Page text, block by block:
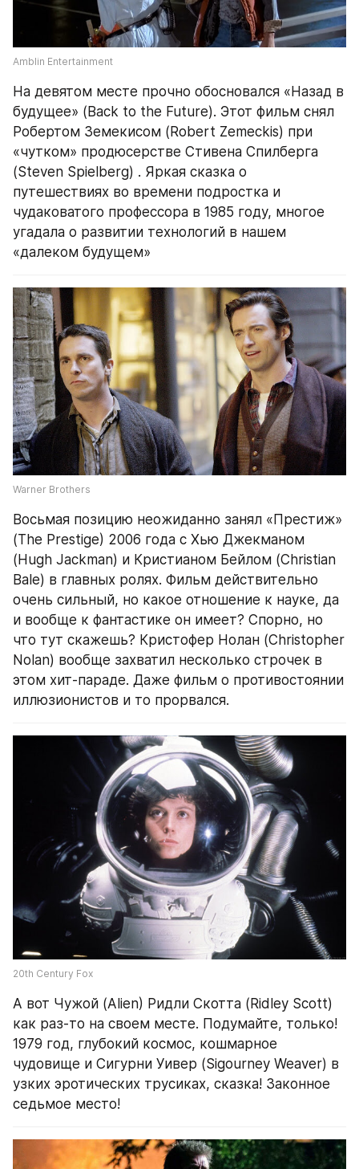
Amblin Entertainment
На девятом месте прочно обосновался «Назад в
будущее» (Back to the Future). Этот фильм снял
Робертом Земекисом (Robert Zemeckis) при
«чутком» продюсерстве Стивена Спилберга
(Steven Spielberg) . Яркая сказка о
путешествиях во времени подростка и
чудаковатого профессора в 1985 году, многое
угадала о развитии технологий в нашем
«далеком будущем»
Warner Brothers
Восьмая позицию неожиданно занял «Престиж»
(The Prestige) 2006 года с Хью Джекманом
(Hugh Jackman) и Кристианом Бейлом (Christian
Bale) в главных ролях. Фильм действительно
очень сильный, но какое отношение к науке, да
и вообще к фантастике он имеет? Спорно, но
что тут скажешь? Кристофер Нолан (Christopher
Nolan) вообще захватил несколько строчек в
этом хит-параде. Даже фильм о противостоянии
иллюзионистов и то прорвался.
20th Century Fox
А вот Чужой (Alien) Ридли Скотта (Ridley Scott)
как раз-то на своем месте. Подумайте, только!
1979 год, глубокий космос, кошмарное
чудовище и Сигурни Уивер (Sigourney Weaver) в
узких эротических трусиках, сказка! Законное
седьмое место!